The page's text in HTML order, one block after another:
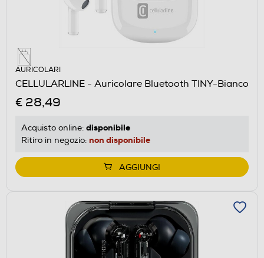
AURICOLARI
CELLULARLINE - Auricolare Bluetooth TINY-Bianco
€ 28,49
Acquisto online: disponibile
Ritiro in negozio: non disponibile
AGGIUNGI